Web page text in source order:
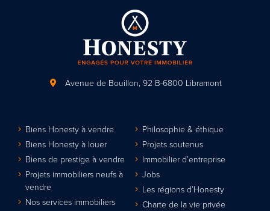
Avenue de Bouillon, 92 B-6800 Libramont
Biens Honesty à vendre
Biens Honesty à louer
Biens de prestige à vendre
Projets immobiliers neufs à
vendre
Nos services immobiliers
Philosophie & éthique
Projets soutenus
Immobilier d’entreprise
Jobs
Les régions d’Honesty
Charte de la vie privée